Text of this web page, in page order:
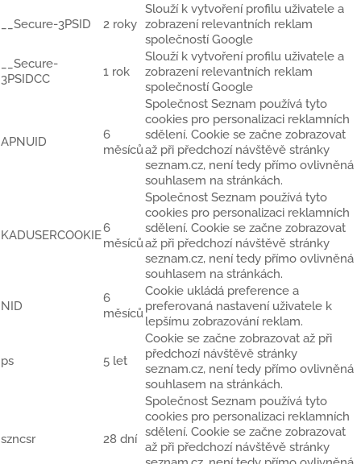
__Secure-3PSID 2 roky
Slouží k vytvoření profilu uživatele a
zobrazení relevantních reklam
společností Google
__Secure-
3PSIDCC
1 rok
Slouží k vytvoření profilu uživatele a
zobrazení relevantních reklam
společností Google
APNUID
6
měsíců
Společnost Seznam používá tyto
cookies pro personalizaci reklamních
sdělení. Cookie se začne zobrazovat
až při předchozí návštěvě stránky
seznam.cz, není tedy přímo ovlivněná
souhlasem na stránkách.
KADUSERCOOKIE6
měsíců
Společnost Seznam používá tyto
cookies pro personalizaci reklamních
sdělení. Cookie se začne zobrazovat
až při předchozí návštěvě stránky
seznam.cz, není tedy přímo ovlivněná
souhlasem na stránkách.
NID
6
měsíců
Cookie ukládá preference a
preferovaná nastavení uživatele k
lepšímu zobrazování reklam.
ps 5 let
Cookie se začne zobrazovat až při
předchozí návštěvě stránky
seznam.cz, není tedy přímo ovlivněná
souhlasem na stránkách.
szncsr 28 dní
Společnost Seznam používá tyto
cookies pro personalizaci reklamních
sdělení. Cookie se začne zobrazovat
až při předchozí návštěvě stránky